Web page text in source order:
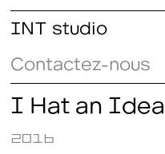
INT studio
Contactez-nous
I Hat an Idea
2016